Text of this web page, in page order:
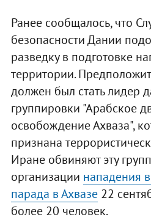
Ранее сообщалось, что
безопасности Дании
разведку в подготовке
территории.
должен был стать лидер
группировки "Арабское
освобождение Ахваза",
признана
Иране обвиняют эту
организации нападения
парада в Ахвазе22
более 20 человек.